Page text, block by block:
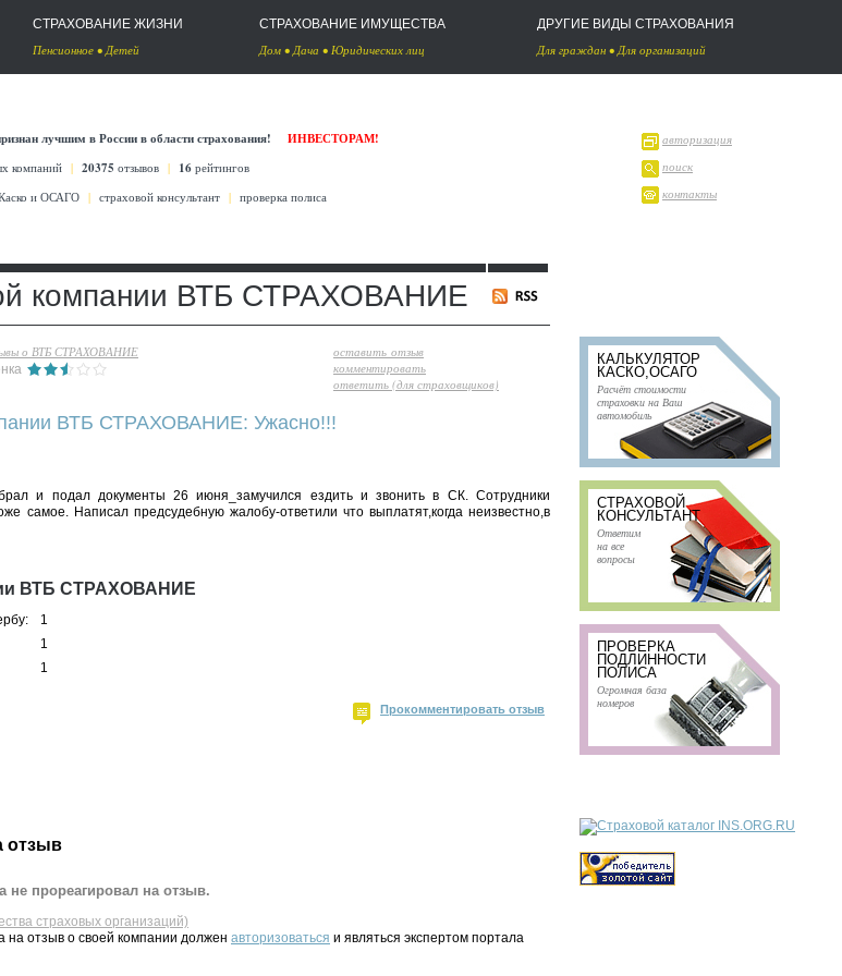
СТРАХОВАНИЕ ЖИЗНИ
Пенсионное •Детей
СТРАХОВАНИЕ ИМУЩЕСТВА
Дом •Дача • Юридических лиц
ДРУГИЕ ВИДЫ СТРАХОВАНИЯ
Для граждан •Для организаций
лучшим в России в области страхования!
ИНВЕСТОРАМ!
компаний | 20375 отзывов | 16 рейтингов
и ОСАГО | страховой консультант | проверка полиса
авторизация
поиск
контакты
компании ВТБ СТРАХОВАНИЕ
о ВТБ СТРАХОВАНИЕ
оставить отзыв
комментировать
ответить (для страховщиков)
ВТБ СТРАХОВАНИЕ: Ужасно!!!
и подал документы 26 июня_замучился ездить и звонить в СК. Сотрудники
самое. Написал предсудебную жалобу-ответили что выплатят,когда неизвестно,в
ВТБ СТРАХОВАНИЕ
1
1
1
Прокомментировать отзыв
отзыв
прореагировал на отзыв.
страховых организаций)
на отзыв о своей компании должен авторизоваться и являться экспертом портала
КАЛЬКУЛЯТОР
КАСКО,ОСАГО
Расчёт стоимости
страховки на Ваш
автомобиль
СТРАХОВОЙ
КОНСУЛЬТАНТ
Ответим
на все
вопросы
ПРОВЕРКА
ПОДЛИННОСТИ
ПОЛИСА
Огромная база
номеров